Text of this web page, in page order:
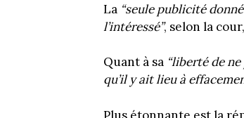
La “seule publicité
l’intéressé”, selon la
Quant à sa “liberté de
qu’il y ait lieu à